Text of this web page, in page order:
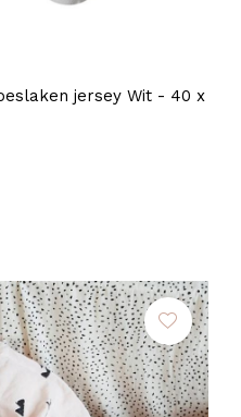
jersey Wit - 40 x